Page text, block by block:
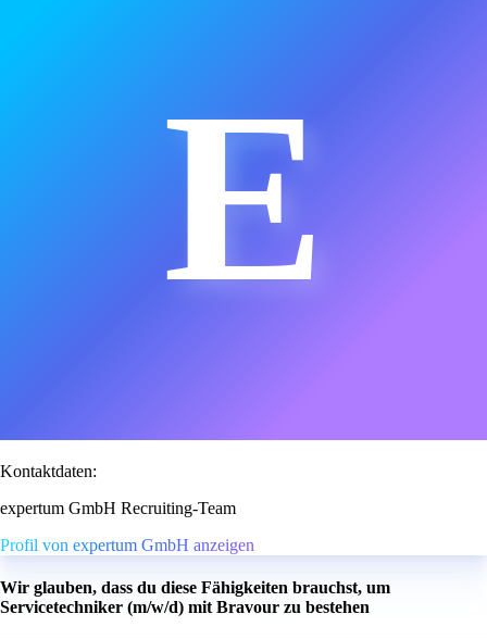
E
Kontaktdaten:
expertum GmbH Recruiting-Team
Profil von expertum GmbH anzeigen
Wir glauben, dass du diese Fähigkeiten brauchst, um
Servicetechniker (m/w/d) mit Bravour zu bestehen